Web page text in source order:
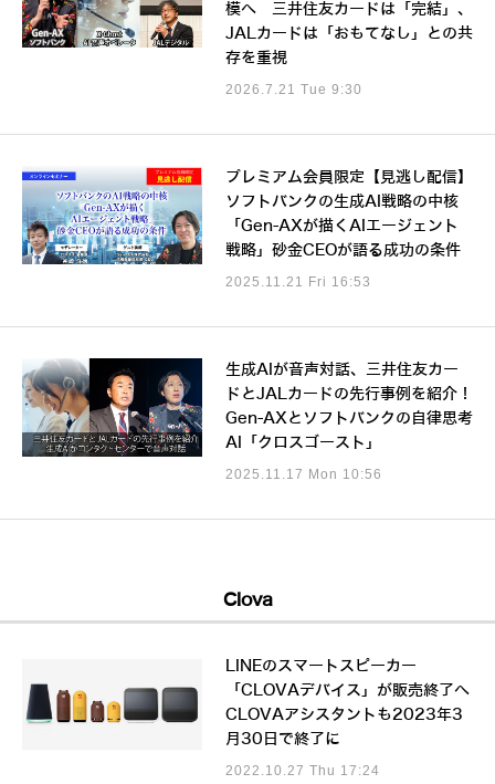
模へ 三井住友カードは「完結」、
JALカードは「おもてなし」との共
存を重視
2026.7.21 Tue 9:30
プレミアム会員限定【見逃し配信】
ソフトバンクの生成AI戦略の中核
「Gen-AXが描くAIエージェント
戦略」砂金CEOが語る成功の条件
2025.11.21 Fri 16:53
生成AIが音声対話、三井住友カー
ドとJALカードの先行事例を紹介！
Gen-AXとソフトバンクの自律思考
AI「クロスゴースト」
2025.11.17 Mon 10:56
Clova
LINEのスマートスピーカー
「CLOVAデバイス」が販売終了へ
CLOVAアシスタントも2023年3
月30日で終了に
2022.10.27 Thu 17:24